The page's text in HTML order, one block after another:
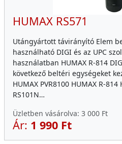
HUMAX RS571
Utángyártott távirányító Elem
használható DIGI és az UPC
használatban HUMAX R-814
következő beltéri egységeket
HUMAX PVR8100 HUMAX R-814
RS101N…
Üzletben vásárolva: 3 000 Ft
Ár: 1 990 Ft